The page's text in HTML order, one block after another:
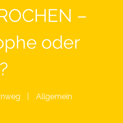
–
oder
Allgemein